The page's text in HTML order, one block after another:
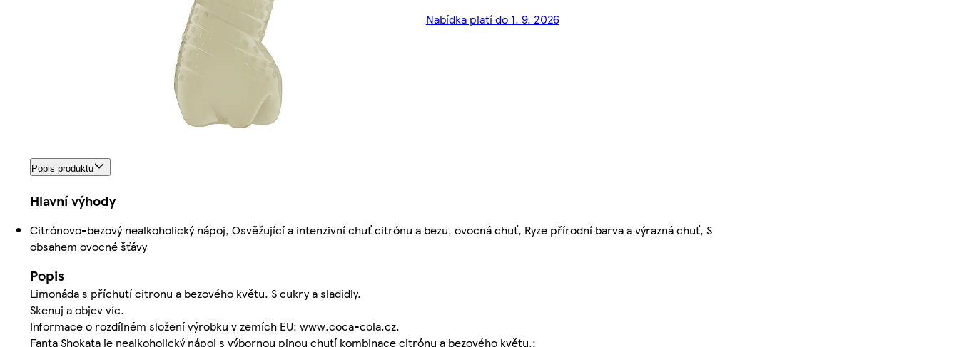
Nabídka platí do 1. 9. 2026
Popis produktu
Hlavní výhody
Citrónovo-bezový nealkoholický nápoj, Osvěžující a intenzivní chuť citrónu a bezu, ovocná chuť, Ryze přírodní barva a výrazná chuť, S
obsahem ovocné šťávy
Popis
Limonáda s příchutí citronu a bezového květu. S cukry a sladidly.
Skenuj a objev víc.
Informace o rozdílném složení výrobku v zemích EU: www.coca-cola.cz.
Fanta Shokata je nealkoholický nápoj s výbornou plnou chutí kombinace citrónu a bezového květu.;